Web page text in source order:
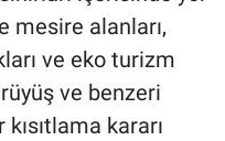
mesire alanları,
ve eko turizm
ve benzeri
kararı